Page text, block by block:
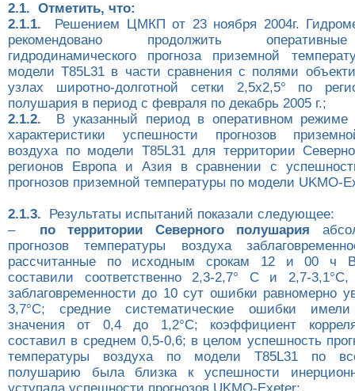
2.1. Отметить, что:
2.1.1. Решением ЦМКП от 23 ноября 2004г.
рекомендовано продолжить
гидродинамического прогноза приземной
модели Т85L31 в части сравнения с полями
узлах широтно-долготной сетки 2,5х2,5° по
полушария в период с февраля по декабрь 2005 г.;
2.1.2. В указанный период в оперативном режиме
характеристики успешности прогнозов
воздуха по модели Т85L31 для территории
регионов Европа и Азия в сравнении с
прогнозов приземной температуры по модели UKMO-
2.1.3. Результаты испытаний показали следующее:
– по территории Северного полушария
прогнозов температуры воздуха
рассчитанные по исходным срокам 12 и 00 ч
составили соответственно 2,3-2,7° С и 2,7-
заблаговременности до 10 сут ошибки равномерно
3,7°С; cредние систематические ошибки имели
значения от 0,4 до 1,2°С; коэффициент
составил в среднем 0,5-0,6; в целом успешность
температуры воздуха по модели Т85L31 по
полушарию была близка к успешности